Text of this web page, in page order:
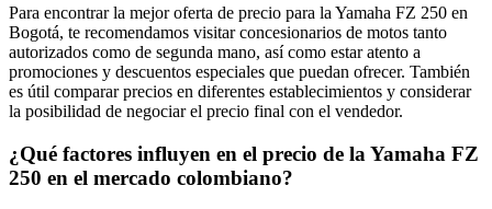
Para encontrar la mejor oferta de precio para la Yamaha FZ 250 en
Bogotá, te recomendamos visitar concesionarios de motos tanto
autorizados como de segunda mano, así como estar atento a
promociones y descuentos especiales que puedan ofrecer. También
es útil comparar precios en diferentes establecimientos y considerar
la posibilidad de negociar el precio final con el vendedor.
¿Qué factores influyen en el precio de la Yamaha FZ
250 en el mercado colombiano?